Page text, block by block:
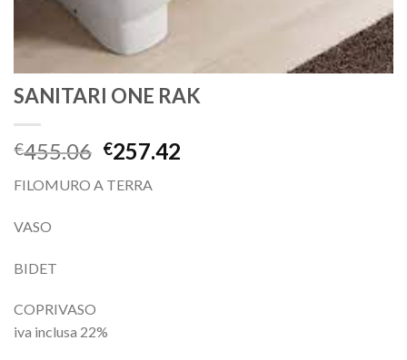
SANITARI ONE RAK
€455.06 €257.42
FILOMURO A TERRA
VASO
BIDET
COPRIVASO
iva inclusa 22%